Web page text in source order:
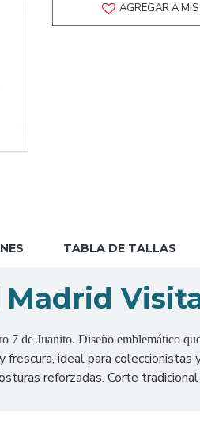
AGREGAR A MIS
TABLA DE TALLAS
Madrid
7 de Juanito. Diseño emblemático
ideal para
reforzadas. Corte